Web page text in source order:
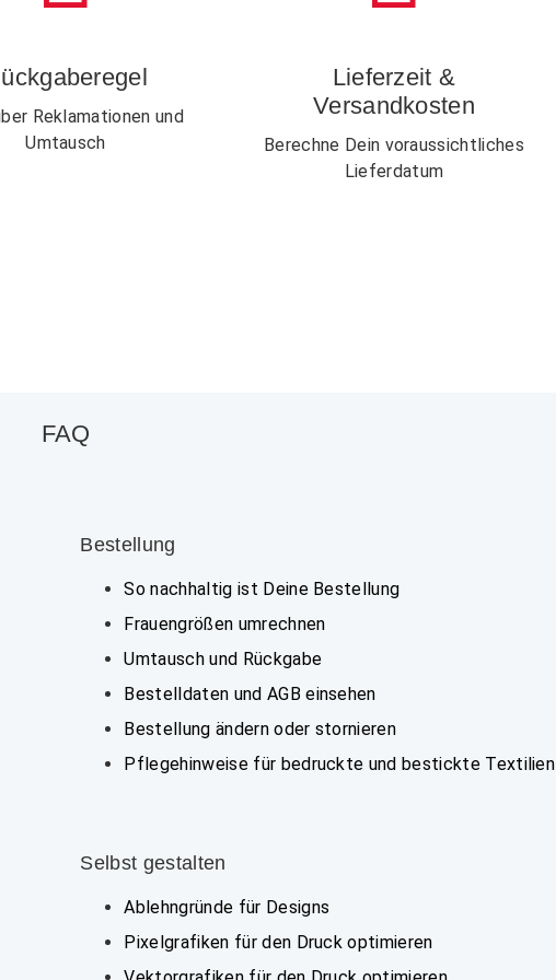
Reklamationen und
Umtausch
Lieferzeit &
Versandkosten
Berechne Dein voraussichtliches
Lieferdatum
FAQ
Bestellung
So nachhaltig ist Deine Bestellung
Frauengrößen umrechnen
Umtausch und Rückgabe
Bestelldaten und AGB einsehen
Bestellung ändern oder stornieren
Pflegehinweise für bedruckte und bestickte Textilien
Selbst gestalten
Ablehngründe für Designs
Pixelgrafiken für den Druck optimieren